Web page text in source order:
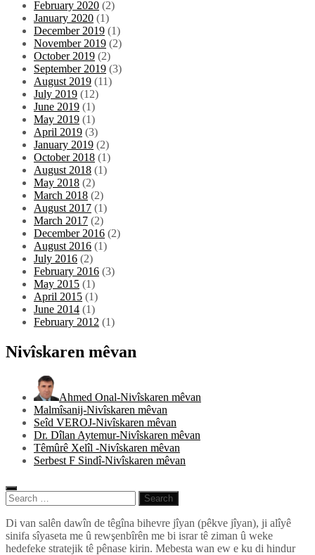
February 2020 (2)
January 2020 (1)
December 2019 (1)
November 2019 (2)
October 2019 (2)
September 2019 (3)
August 2019 (11)
July 2019 (12)
June 2019 (1)
May 2019 (1)
April 2019 (3)
January 2019 (2)
October 2018 (1)
August 2018 (1)
May 2018 (2)
March 2018 (2)
August 2017 (1)
March 2017 (2)
December 2016 (2)
August 2016 (1)
July 2016 (2)
February 2016 (3)
May 2015 (1)
April 2015 (1)
June 2014 (1)
February 2012 (1)
Nivîskaren mêvan
Ahmed Onal-Nivîskaren mêvan
Malmîsanij-Nivîskaren mêvan
Seîd VEROJ-Nivîskaren mêvan
Dr. Dîlan Aytemur-Nivîskaren mêvan
Têmûrê Xelîl -Nivîskaren mêvan
Serbest F Sindî-Nivîskaren mêvan
Search
for:
Pêlkurd
Di van salên dawîn de têgîna bihevre jîyan (pêkve jîyan), ji alîyê
sinifa sîyaseta me û rewşenbîrên me bi israr tê ziman û weke
hedefeke stratejik tê pênase kirin. Mebesta wan ew e ku di hindur